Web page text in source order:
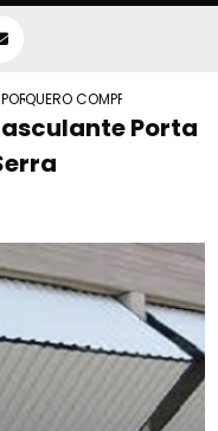
BASCULANTE COM
QUERO COMPRAR PORTAO
Porta